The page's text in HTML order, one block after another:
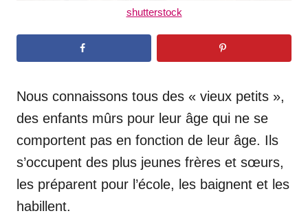
shutterstock
Nous connaissons tous des « vieux petits »,
des enfants mûrs pour leur âge qui ne se
comportent pas en fonction de leur âge. Ils
s’occupent des plus jeunes frères et sœurs,
les préparent pour l’école, les baignent et les
habillent.